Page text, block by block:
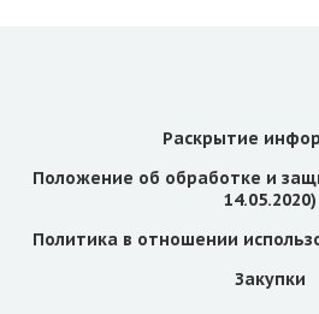
Раскрытие
Положение об обработке и
14.05.2020)
Политика в отношении
Закупки